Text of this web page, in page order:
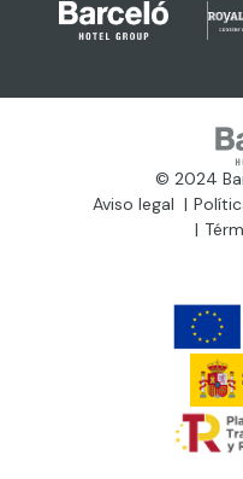
© 2024
Aviso legal